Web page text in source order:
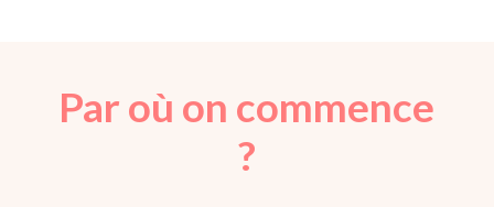
Par où on commence
?